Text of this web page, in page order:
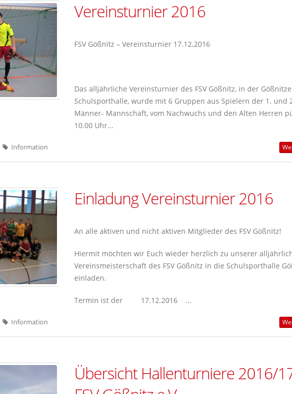
Vereinsturnier 2016
FSV Gößnitz – Vereinsturnier 17.12.2016
Das alljährliche Vereinsturnier des FSV Gößnitz, in der
Schulsporthalle, wurde mit 6 Gruppen aus Spielern der 1. und
Männer- Mannschaft, vom Nachwuchs und den Alten Herren
10.00 Uhr...
Information
Einladung Vereinsturnier 2016
An alle aktiven und nicht aktiven Mitglieder des FSV Gößnitz!
Hiermit möchten wir Euch wieder herzlich zu unserer
Vereinsmeisterschaft des FSV Gößnitz in die Schulsporthalle
einladen.
Termin ist der 17.12.2016 ...
Information
Übersicht Hallenturniere 2016/